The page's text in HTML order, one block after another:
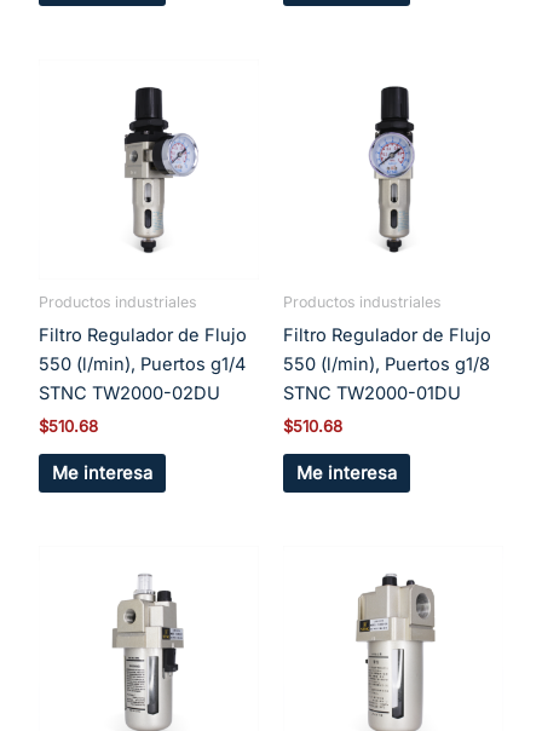
Productos industriales
Filtro Regulador de Flujo
550 (l/min), Puertos g1/4
STNC TW2000-02DU
$510.68
Me interesa
Productos industriales
Filtro Regulador de Flujo
550 (l/min), Puertos g1/8
STNC TW2000-01DU
$510.68
Me interesa